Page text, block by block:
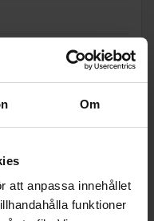
Om
att anpassa innehållet
funktioner
kategori